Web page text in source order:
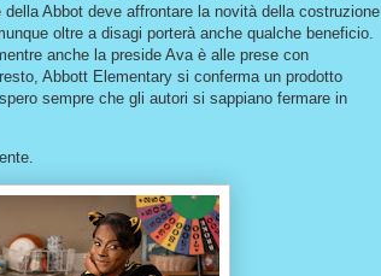
Abbot deve affrontare la novità della costruzione
oltre a disagi porterà anche qualche beneficio.
anche la preside Ava è alle prese con
Abbott Elementary si conferma un prodotto
sempre che gli autori si sappiano fermare in